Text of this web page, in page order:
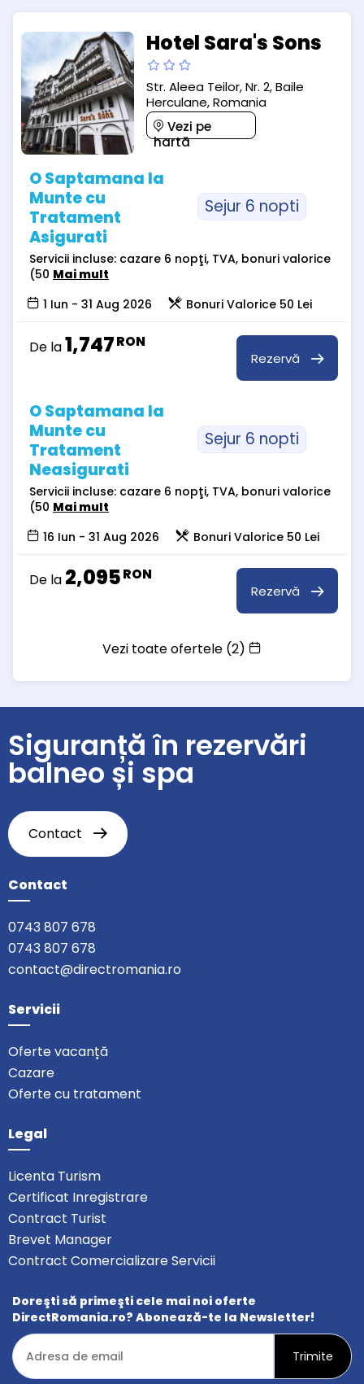
Hotel Sara's Sons
Str. Aleea Teilor, Nr. 2, Baile
Herculane, Romania
Vezi pe
hartă
O Saptamana la
Munte cu
Tratament
Asigurati
Sejur 6 nopti
Servicii incluse: cazare 6 nopţi, TVA, bonuri valorice
(50 Mai mult
1 Iun - 31 Aug 2026
Bonuri Valorice 50 Lei
De la1,747RON
Rezervă
O Saptamana la
Munte cu
Tratament
Neasigurati
Sejur 6 nopti
Servicii incluse: cazare 6 nopţi, TVA, bonuri valorice
(50 Mai mult
16 Iun - 31 Aug 2026
Bonuri Valorice 50 Lei
De la 2,095RON
Rezervă
Vezi toate ofertele (2)
Siguranță în rezervări
balneo și spa
Contact
Contact
0743 807 678
0743 807 678
contact@directromania.ro
Servicii
Oferte vacanță
Cazare
Oferte cu tratament
Legal
Licenta Turism
Certificat Inregistrare
Contract Turist
Brevet Manager
Contract Comercializare Servicii
Doreşti să primeşti cele mai noi oferte
DirectRomania.ro? Abonează-te la Newsletter!